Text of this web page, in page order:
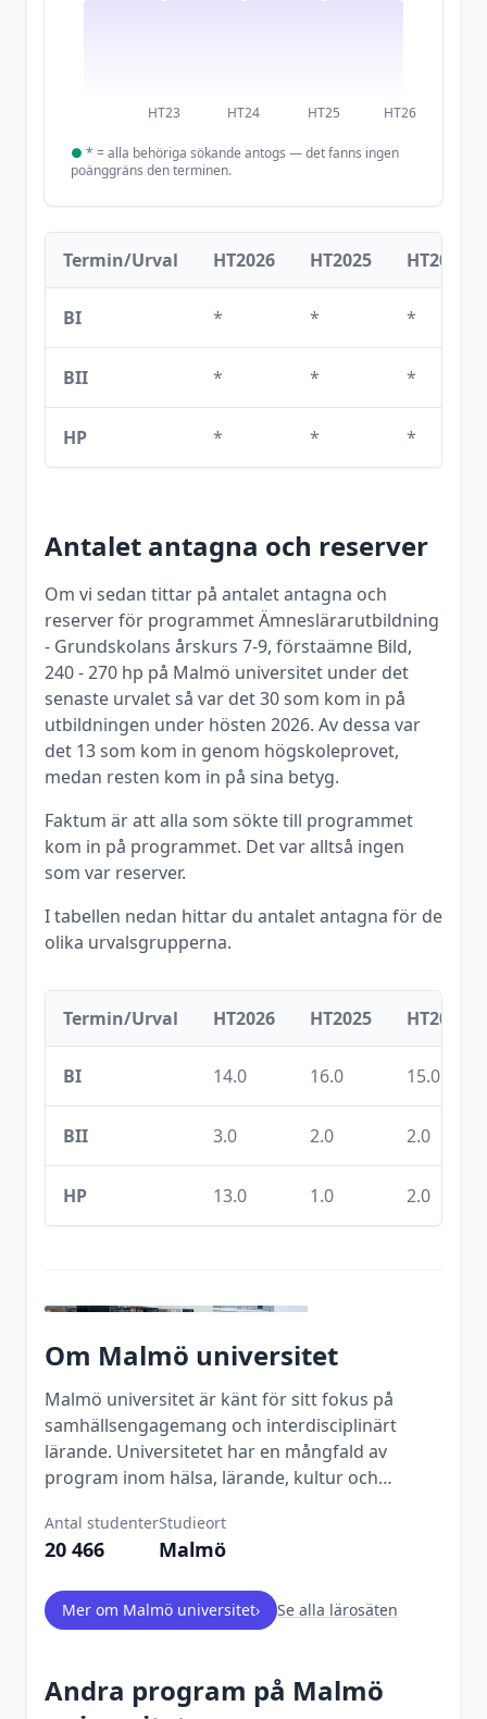
HT23 HT24 HT25 HT26
● * = alla behöriga sökande antogs — det fanns ingen
poänggräns den terminen.
Termin/Urval HT2026 HT2025 HT2024
BI * * *
BII * * *
HP * * *
Antalet antagna och reserver
Om vi sedan tittar på antalet antagna och
reserver för programmetÄmneslärarutbildning
- Grundskolans årskurs 7-9, förstaämne Bild,
240 - 270 hp på Malmö universitet under det
senaste urvalet så var det30som kom in på
utbildningen under hösten 2026. Av dessa var
det 13som kom in genom högskoleprovet,
medan resten kom in på sina betyg.
Faktum är att alla som sökte till programmet
kom in på programmet. Det var alltså ingen
som var reserver.
I tabellen nedan hittar du antalet antagna för de
olika urvalsgrupperna.
Termin/Urval HT2026 HT2025 HT2024
BI 14.0 16.0 15.0
BII 3.0 2.0 2.0
HP 13.0 1.0 2.0
Om Malmö universitet
Malmö universitet är känt för sitt fokus på
samhällsengagemang och interdisciplinärt
lärande. Universitetet har en mångfald av
program inom hälsa, lärande, kultur och
Antal studenter
20 466
Studieort
Malmö
Mer om Malmö universitet› Se alla lärosäten
Andra program på Malmö